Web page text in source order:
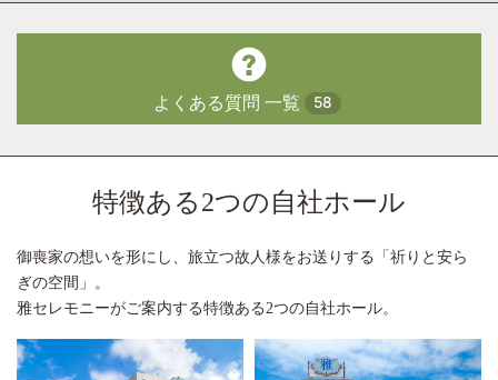
よくある質問 一覧 58
特徴ある2つの自社ホール
御喪家の想いを形にし、旅立つ故人様をお送りする「祈りと安ら
ぎの空間」。
雅セレモニーがご案内する特徴ある2つの自社ホール。